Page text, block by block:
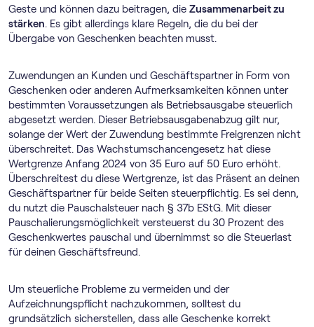
Geste und können dazu beitragen, die Zusammenarbeit zu
stärken. Es gibt allerdings klare Regeln, die du bei der
Übergabe von Geschenken beachten musst.
Zuwendungen an Kunden und Geschäftspartner in Form von
Geschenken oder anderen Aufmerksamkeiten können unter
bestimmten Voraussetzungen als Betriebsausgabe steuerlich
abgesetzt werden. Dieser Betriebsausgabenabzug gilt nur,
solange der Wert der Zuwendung bestimmte Freigrenzen nicht
überschreitet. Das Wachstumschancengesetz hat diese
Wertgrenze Anfang 2024 von 35 Euro auf 50 Euro erhöht.
Überschreitest du diese Wertgrenze, ist das Präsent an deinen
Geschäftspartner für beide Seiten steuerpflichtig. Es sei denn,
du nutzt die Pauschalsteuer nach § 37b EStG. Mit dieser
Pauschalierungsmöglichkeit versteuerst du 30 Prozent des
Geschenkwertes pauschal und übernimmst so die Steuerlast
für deinen Geschäftsfreund.
Um steuerliche Probleme zu vermeiden und der
Aufzeichnungspflicht nachzukommen, solltest du
grundsätzlich sicherstellen, dass alle Geschenke korrekt